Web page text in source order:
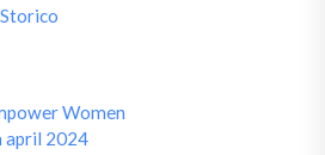
Women
april 2024